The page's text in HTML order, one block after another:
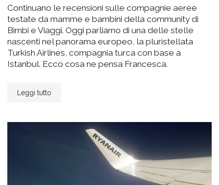
Continuano le recensioni sulle compagnie aeree
testate da mamme e bambini della community di
Bimbi e Viaggi. Oggi parliamo di una delle stelle
nascenti nel panorama europeo, la pluristellata
Turkish Airlines, compagnia turca con base a
Istanbul. Ecco cosa ne pensa Francesca.
Leggi tutto